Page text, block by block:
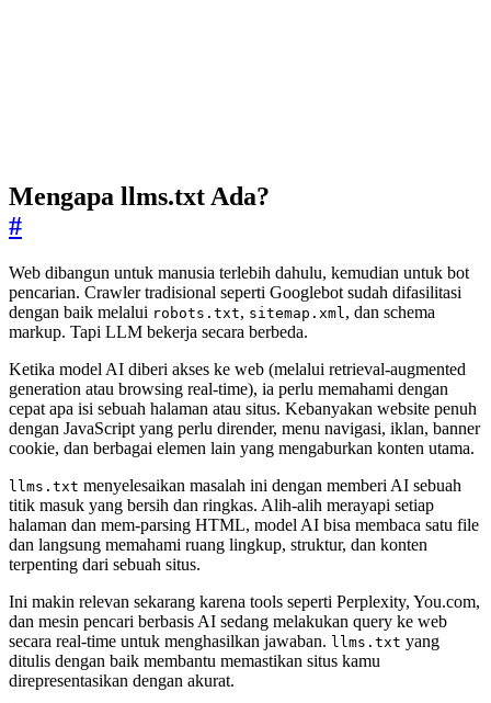
Mengapa llms.txt Ada?
#
Web dibangun untuk manusia terlebih dahulu, kemudian untuk bot
pencarian. Crawler tradisional seperti Googlebot sudah difasilitasi
dengan baik melalui robots.txt, sitemap.xml , dan schema
markup. Tapi LLM bekerja secara berbeda.
Ketika model AI diberi akses ke web (melalui retrieval-augmented
generation atau browsing real-time), ia perlu memahami dengan
cepat apa isi sebuah halaman atau situs. Kebanyakan website penuh
dengan JavaScript yang perlu dirender, menu navigasi, iklan, banner
cookie, dan berbagai elemen lain yang mengaburkan konten utama.
llms.txt menyelesaikan masalah ini dengan memberi AI sebuah
titik masuk yang bersih dan ringkas. Alih-alih merayapi setiap
halaman dan mem-parsing HTML, model AI bisa membaca satu file
dan langsung memahami ruang lingkup, struktur, dan konten
terpenting dari sebuah situs.
Ini makin relevan sekarang karena tools seperti Perplexity, You.com,
dan mesin pencari berbasis AI sedang melakukan query ke web
secara real-time untuk menghasilkan jawaban. llms.txt yang
ditulis dengan baik membantu memastikan situs kamu
direpresentasikan dengan akurat.